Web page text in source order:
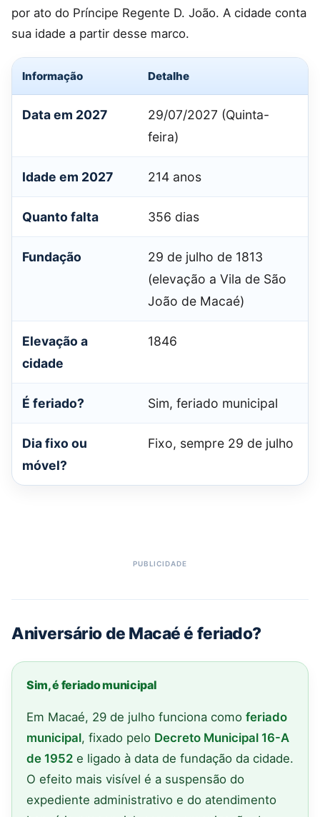
por ato do Príncipe Regente D. João. A cidade conta
sua idade a partir desse marco.
Informação Detalhe
Data em 2027
29/07/2027 (Quinta-
feira)
Idade em 2027 214 anos
Quanto falta 356 dias
Fundação
29 de julho de 1813
(elevação a Vila de São
João de Macaé)
Elevação a
cidade
1846
É feriado? Sim, feriado municipal
Dia fixo ou
móvel?
Fixo, sempre 29 de julho
Aniversário de Macaé é feriado?
Sim, é feriado municipal
Em Macaé, 29 de julho funciona como feriado
municipal, fixado pelo Decreto Municipal 16-A
de 1952 e ligado à data de fundação da cidade.
O efeito mais visível é a suspensão do
expediente administrativo e do atendimento